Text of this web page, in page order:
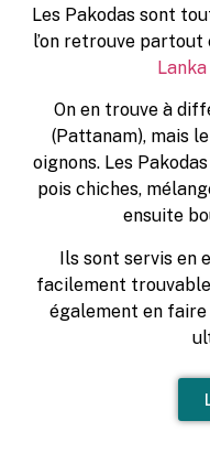
Les Pakodas sont
l’on retrouve partout
Lanka
On en trouve à
(Pattanam), mais
oignons. Les
pois chiches,
ensuite
Ils sont servis en
facilement
également en